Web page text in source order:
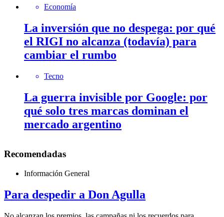
Economía
La inversión que no despega: por qué
el RIGI no alcanza (todavía) para
cambiar el rumbo
Tecno
La guerra invisible por Google: por
qué solo tres marcas dominan el
mercado argentino
Recomendadas
Información General
Para despedir a Don Agulla